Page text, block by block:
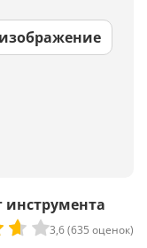
инструмента
3,6 (635 оценок)